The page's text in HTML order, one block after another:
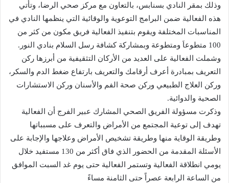
وذلك بمقر النادي بسنابس، بالتعاون مع مركز صحي الرضا، وتأتي
هذه الفعالية ضمن البرامج التوعوية والوقائية التي ينظمها النادي في
المناسبات المختلفة ويقوم بتنفيذ الفعالية فريق مكون من كثر من
100 متطوعاَ ومتطوعة وبمشاركة كشافة رسل السلام بنادي النور.
وشملت الفعالية على العديد من الأركان التثقيفية من أبرزها ركن
التعريف بمبادرة أعرف أرقامك والتعريف بارتفاع ضغط الدم والسكر،
وركن العلاج الطبيعي وركن صحة الفم والأسنان وركن الاستشارات
الصحية والدوائية.
وذكرت مسؤولة الفريق الصحي المشارك عبير الفرج أن الفعالية
تهدف إلى توعية المجتمع من الأمراض والتعرف على مسبباتها
وطريقة الوقاية منها وطريقة تشخيص الأمراض وعلاجها والإجابة على
الأسئلة المقدمة من الحضور الذي فاق أكثر من 130 مستفيد خلال
يومي انطلاقة الفعالية وتستمر الفعالية حتى يوم غد السبت الموافق
من الساعة الرابعة عصراً حتى الثامنة مساءً